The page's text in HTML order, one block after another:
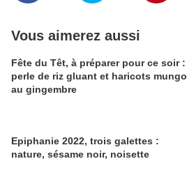
Vous aimerez aussi
Fête du Têt, à préparer pour ce soir :
perle de riz gluant et haricots mungo
au gingembre
Epiphanie 2022, trois galettes :
nature, sésame noir, noisette